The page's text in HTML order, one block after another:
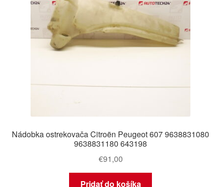
Nádobka ostrekovača Citroën Peugeot 607 9638831080
9638831180 643198
€91,00
Pridať do košíka